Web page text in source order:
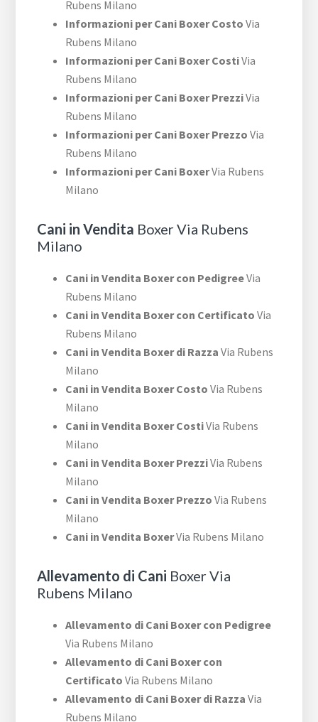
Rubens Milano
Informazioni per Cani Boxer Costo Via
Rubens Milano
Informazioni per Cani Boxer CostiVia
Rubens Milano
Informazioni per Cani Boxer PrezziVia
Rubens Milano
Informazioni per Cani Boxer Prezzo Via
Rubens Milano
Informazioni per Cani BoxerVia Rubens
Milano
Cani in Vendita Boxer Via Rubens
Milano
Cani in Vendita Boxer con PedigreeVia
Rubens Milano
Cani in Vendita Boxer con Certificato Via
Rubens Milano
Cani in Vendita Boxer di Razza Via Rubens
Milano
Cani in Vendita Boxer Costo Via Rubens
Milano
Cani in Vendita Boxer CostiVia Rubens
Milano
Cani in Vendita Boxer PrezziVia Rubens
Milano
Cani in Vendita Boxer Prezzo Via Rubens
Milano
Cani in Vendita BoxerVia Rubens Milano
Allevamento di Cani Boxer Via
Rubens Milano
Allevamento di Cani Boxer con Pedigree
Via Rubens Milano
Allevamento di Cani Boxer con
Certificato Via Rubens Milano
Allevamento di Cani Boxer di Razza Via
Rubens Milano